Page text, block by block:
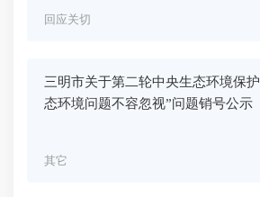
回应关切
三明市关于第二轮中央生态环境保
态环境问题不容忽视”问题销号公示
其它